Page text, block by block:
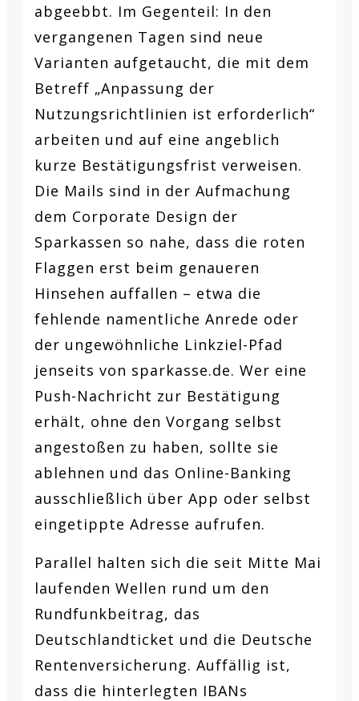
abgeebbt. Im Gegenteil: In den
vergangenen Tagen sind neue
Varianten aufgetaucht, die mit dem
Betreff „Anpassung der
Nutzungsrichtlinien ist erforderlich“
arbeiten und auf eine angeblich
kurze Bestätigungsfrist verweisen.
Die Mails sind in der Aufmachung
dem Corporate Design der
Sparkassen so nahe, dass die roten
Flaggen erst beim genaueren
Hinsehen auffallen – etwa die
fehlende namentliche Anrede oder
der ungewöhnliche Linkziel-Pfad
jenseits von sparkasse.de. Wer eine
Push-Nachricht zur Bestätigung
erhält, ohne den Vorgang selbst
angestoßen zu haben, sollte sie
ablehnen und das Online-Banking
ausschließlich über App oder selbst
eingetippte Adresse aufrufen.
Parallel halten sich die seit Mitte Mai
laufenden Wellen rund um den
Rundfunkbeitrag, das
Deutschlandticket und die Deutsche
Rentenversicherung. Auffällig ist,
dass die hinterlegten IBANs